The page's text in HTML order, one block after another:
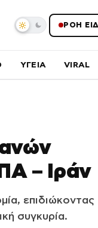
ΡΟΗ
ΥΓΕΙΑ VIRAL
– Ιράν
επιδιώκοντας
συγκυρία.